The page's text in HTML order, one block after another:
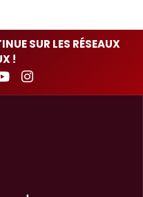
SUR LES RÉSEAUX
!